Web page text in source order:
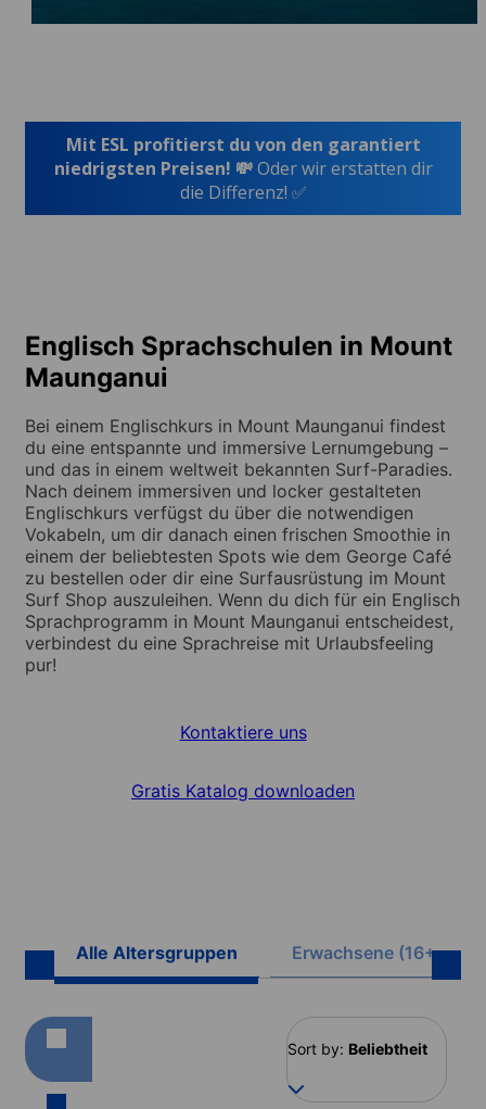
Mit ESL profitierst du von den garantiert
niedrigsten Preisen! 💸Oder wir erstatten dir
die Differenz! ✅
Englisch Sprachschulen in Mount
Maunganui
Bei einem Englischkurs in Mount Maunganui findest
du eine entspannte und immersive Lernumgebung –
und das in einem weltweit bekannten Surf-Paradies.
Nach deinem immersiven und locker gestalteten
Englischkurs verfügst du über die notwendigen
Vokabeln, um dir danach einen frischen Smoothie in
einem der beliebtesten Spots wie dem George Café
zu bestellen oder dir eine Surfausrüstung im Mount
Surf Shop auszuleihen. Wenn du dich für ein Englisch
Sprachprogramm in Mount Maunganui entscheidest,
verbindest du eine Sprachreise mit Urlaubsfeeling
pur!
Kontaktiere uns
Gratis Katalog downloaden
Alle Altersgruppen Erwachsene (16+)
Sort by: Beliebtheit